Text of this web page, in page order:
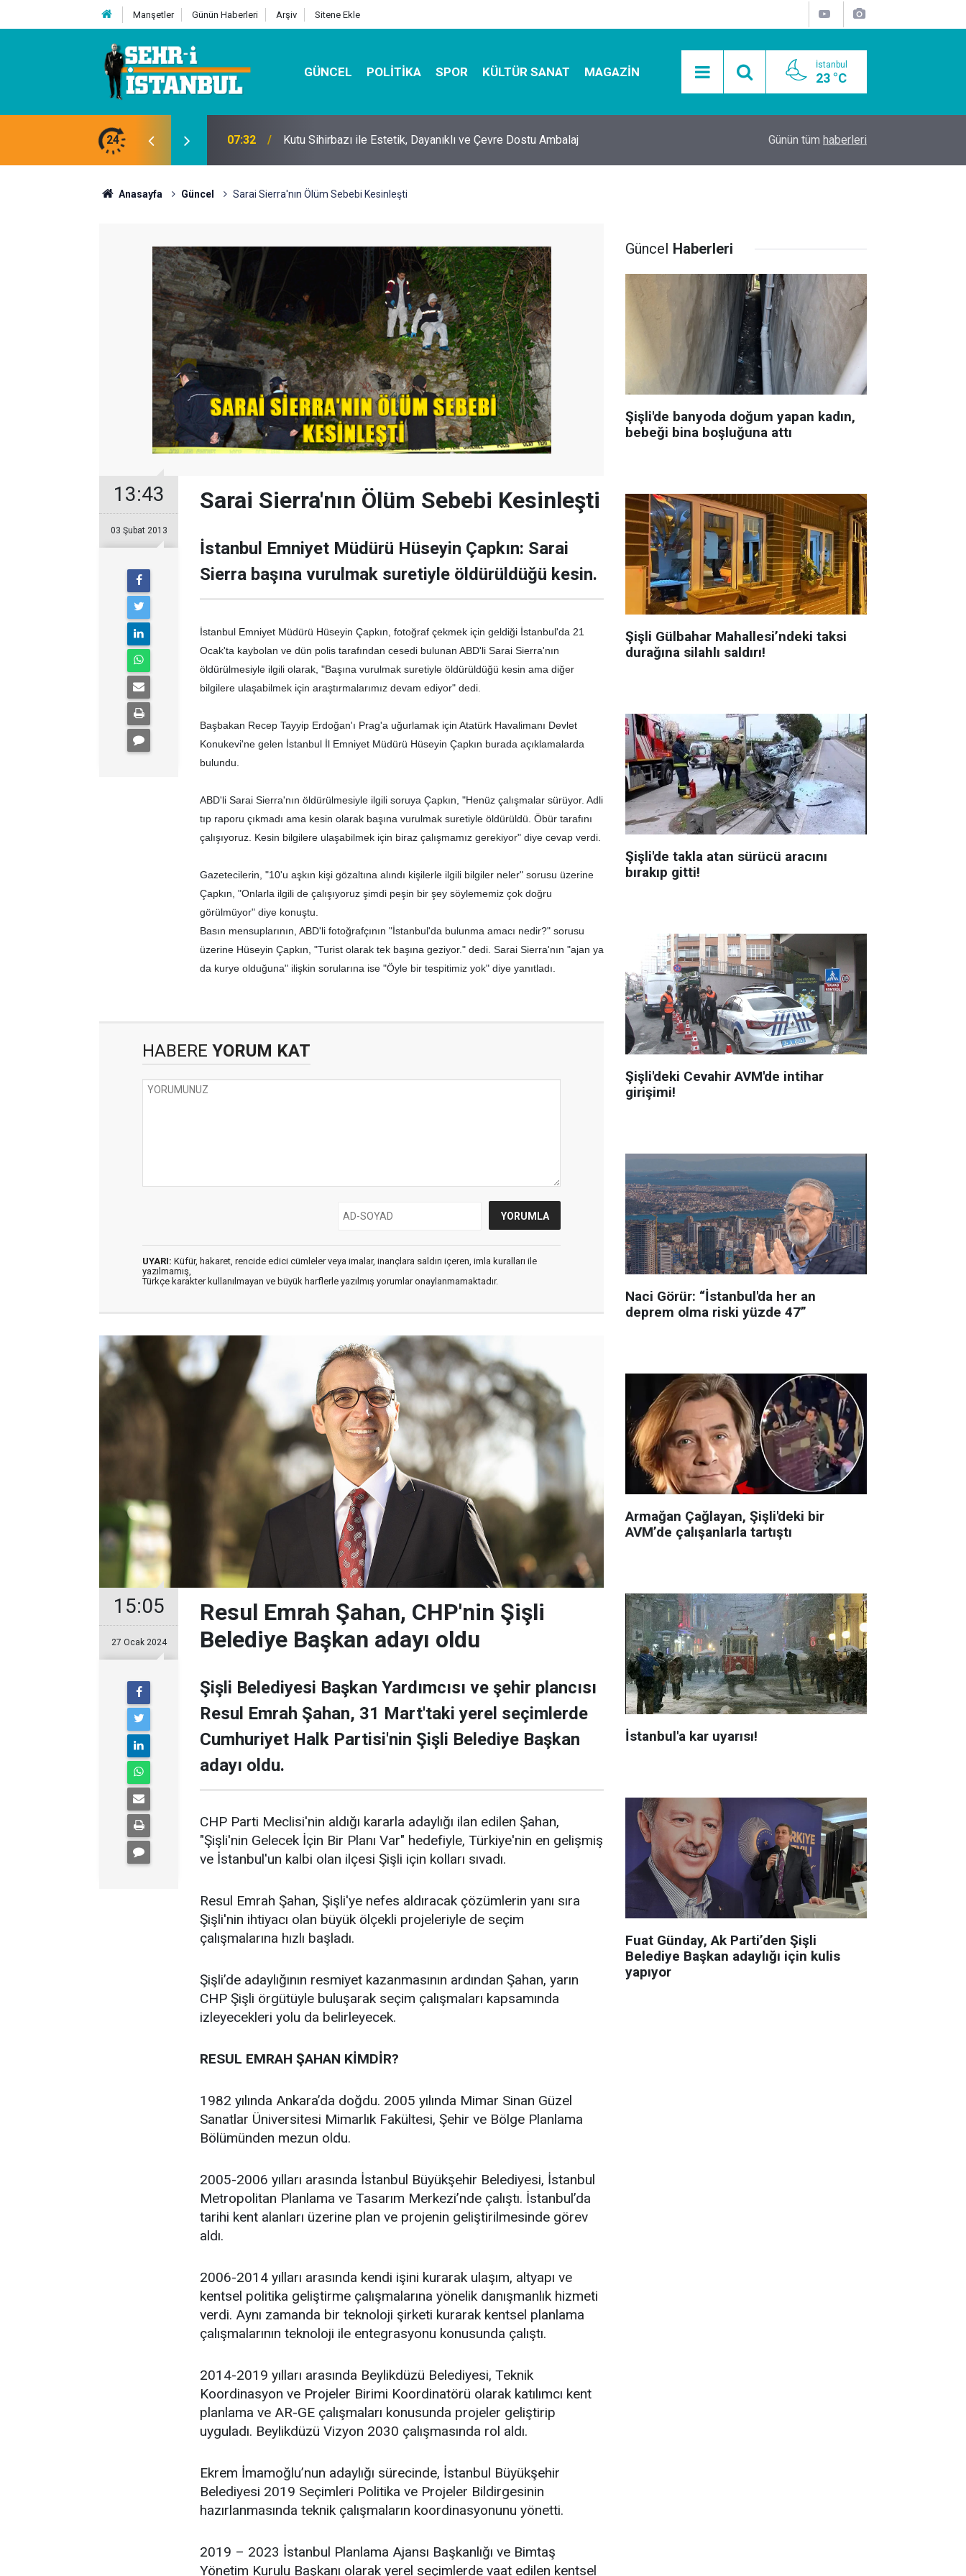
Manşetler Günün Haberleri Arşiv Sitene Ekle
GÜNCEL POLITIKA SPOR KÜLTÜR SANAT MAGAZIN İstanbul
23 °C
24 07:32 Kutu Sihirbazı ile Estetik, Dayanıklı ve Çevre Dostu Ambalaj Mobil Araçlarla Hayır Lokması Dağıtımının
Günün tüm haberleri
Anasayfa Güncel Sarai Sierra'nın Ölüm Sebebi Kesinleşti
13:43
03 Şubat 2013
Sarai Sierra'nın Ölüm Sebebi Kesinleşti
İstanbul Emniyet Müdürü Hüseyin Çapkın: Sarai
Sierra başına vurulmak suretiyle öldürüldüğü kesin.
İstanbul Emniyet Müdürü Hüseyin Çapkın, fotoğraf çekmek için geldiği İstanbul'da 21
Ocak'ta kaybolan ve dün polis tarafından cesedi bulunan ABD'li Sarai Sierra'nın
öldürülmesiyle ilgili olarak, "Başına vurulmak suretiyle öldürüldüğü kesin ama diğer
bilgilere ulaşabilmek için araştırmalarımız devam ediyor" dedi.
Başbakan Recep Tayyip Erdoğan'ı Prag'a uğurlamak için Atatürk Havalimanı Devlet
Konukevi'ne gelen İstanbul İl Emniyet Müdürü Hüseyin Çapkın burada açıklamalarda
bulundu.
ABD'li Sarai Sierra'nın öldürülmesiyle ilgili soruya Çapkın, "Henüz çalışmalar sürüyor. Adli
tıp raporu çıkmadı ama kesin olarak başına vurulmak suretiyle öldürüldü. Öbür tarafını
çalışıyoruz. Kesin bilgilere ulaşabilmek için biraz çalışmamız gerekiyor" diye cevap verdi.
Gazetecilerin, "10'u aşkın kişi gözaltına alındı kişilerle ilgili bilgiler neler" sorusu üzerine
Çapkın, "Onlarla ilgili de çalışıyoruz şimdi peşin bir şey söylememiz çok doğru
görülmüyor" diye konuştu.
Basın mensuplarının, ABD'li fotoğrafçının "İstanbul'da bulunma amacı nedir?" sorusu
üzerine Hüseyin Çapkın, "Turist olarak tek başına geziyor." dedi. Sarai Sierra'nın "ajan ya
da kurye olduğuna" ilişkin sorularına ise "Öyle bir tespitimiz yok" diye yanıtladı.
HABERE YORUM KAT
UYARI: Küfür, hakaret, rencide edici cümleler veya imalar, inançlara saldırı içeren, imla kuralları ile
yazılmamış,
Türkçe karakter kullanılmayan ve büyük harflerle yazılmış yorumlar onaylanmamaktadır.
15:05
27 Ocak 2024
Resul Emrah Şahan, CHP'nin Şişli
Belediye Başkan adayı oldu
Şişli Belediyesi Başkan Yardımcısı ve şehir plancısı
Resul Emrah Şahan, 31 Mart'taki yerel seçimlerde
Cumhuriyet Halk Partisi'nin Şişli Belediye Başkan
adayı oldu.
CHP Parti Meclisi'nin aldığı kararla adaylığı ilan edilen Şahan,
"Şişli'nin Gelecek İçin Bir Planı Var" hedefiyle, Türkiye'nin en gelişmiş
ve İstanbul'un kalbi olan ilçesi Şişli için kolları sıvadı.
Resul Emrah Şahan, Şişli'ye nefes aldıracak çözümlerin yanı sıra
Şişli'nin ihtiyacı olan büyük ölçekli projeleriyle de seçim
çalışmalarına hızlı başladı.
Şişli’de adaylığının resmiyet kazanmasının ardından Şahan, yarın
CHP Şişli örgütüyle buluşarak seçim çalışmaları kapsamında
izleyecekleri yolu da belirleyecek.
RESUL EMRAH ŞAHAN KİMDİR?
1982 yılında Ankara’da doğdu. 2005 yılında Mimar Sinan Güzel
Sanatlar Üniversitesi Mimarlık Fakültesi, Şehir ve Bölge Planlama
Bölümünden mezun oldu.
2005-2006 yılları arasında İstanbul Büyükşehir Belediyesi, İstanbul
Metropolitan Planlama ve Tasarım Merkezi’nde çalıştı. İstanbul’da
tarihi kent alanları üzerine plan ve projenin geliştirilmesinde görev
aldı.
2006-2014 yılları arasında kendi işini kurarak ulaşım, altyapı ve
kentsel politika geliştirme çalışmalarına yönelik danışmanlık hizmeti
verdi. Aynı zamanda bir teknoloji şirketi kurarak kentsel planlama
çalışmalarının teknoloji ile entegrasyonu konusunda çalıştı.
2014-2019 yılları arasında Beylikdüzü Belediyesi, Teknik
Koordinasyon ve Projeler Birimi Koordinatörü olarak katılımcı kent
planlama ve AR-GE çalışmaları konusunda projeler geliştirip
uyguladı. Beylikdüzü Vizyon 2030 çalışmasında rol aldı.
Ekrem İmamoğlu’nun adaylığı sürecinde, İstanbul Büyükşehir
Belediyesi 2019 Seçimleri Politika ve Projeler Bildirgesinin
hazırlanmasında teknik çalışmaların koordinasyonunu yönetti.
2019 – 2023 İstanbul Planlama Ajansı Başkanlığı ve Bimtaş
Yönetim Kurulu Başkanı olarak yerel seçimlerde vaat edilen kentsel
Güncel Haberleri
Şişli'de banyoda doğum yapan kadın,
bebeği bina boşluğuna attı
Şişli Gülbahar Mahallesi’ndeki taksi
durağına silahlı saldırı!
Şişli'de takla atan sürücü aracını
bırakıp gitti!
Şişli'deki Cevahir AVM'de intihar
girişimi!
Naci Görür: “İstanbul'da her an
deprem olma riski yüzde 47”
Armağan Çağlayan, Şişli'deki bir
AVM’de çalışanlarla tartıştı
İstanbul'a kar uyarısı!
Fuat Günday, Ak Parti’den Şişli
Belediye Başkan adaylığı için kulis
yapıyor